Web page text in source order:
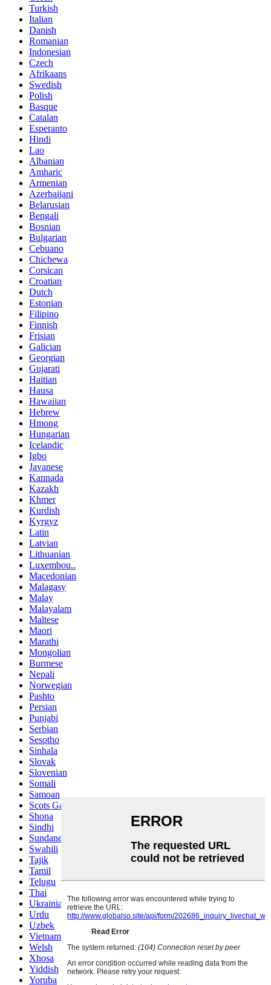
Turkish
Italian
Danish
Romanian
Indonesian
Czech
Afrikaans
Swedish
Polish
Basque
Catalan
Esperanto
Hindi
Lao
Albanian
Amharic
Armenian
Azerbaijani
Belarusian
Bengali
Bosnian
Bulgarian
Cebuano
Chichewa
Corsican
Croatian
Dutch
Estonian
Filipino
Finnish
Frisian
Galician
Georgian
Gujarati
Haitian
Hausa
Hawaiian
Hebrew
Hmong
Hungarian
Icelandic
Igbo
Javanese
Kannada
Kazakh
Khmer
Kurdish
Kyrgyz
Latin
Latvian
Lithuanian
Luxembou..
Macedonian
Malagasy
Malay
Malayalam
Maltese
Maori
Marathi
Mongolian
Burmese
Nepali
Norwegian
Pashto
Persian
Punjabi
Serbian
Sesotho
Sinhala
Slovak
Slovenian
Somali
Samoan
Scots Gaelic
Shona
Sindhi
Sundanese
Swahili
Tajik
Tamil
Telugu
Thai
Ukrainian
Urdu
Uzbek
Vietnamese
Welsh
Xhosa
Yiddish
Yoruba